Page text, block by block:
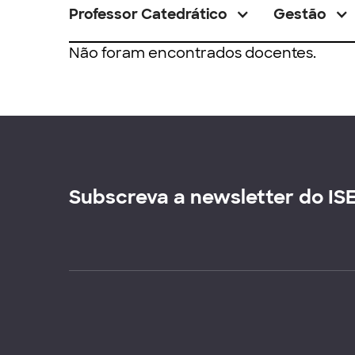
Professor Catedrático Gestão
Não foram encontrados docentes.
Subscreva a newsletter do